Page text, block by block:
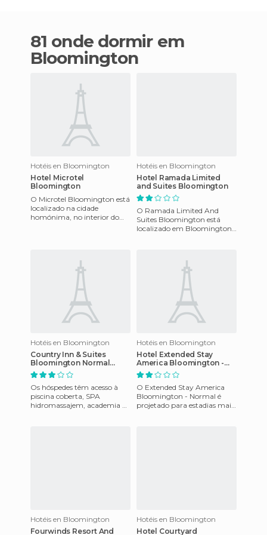
81 onde dormir em
Bloomington
Hotéis en Bloomington
Hotel Microtel
Bloomington
O Microtel Bloomington está
localizado na cidade
homónima, no interior do
Hotéis en Bloomington
Hotel Ramada Limited
and Suites Bloomington
O Ramada Limited And
Suites Bloomington está
localizado em Bloomington,
Hotéis en Bloomington
Country Inn & Suites
Bloomington Normal
Airport
Os hóspedes têm acesso à
piscina coberta, SPA
hidromassajem, academia de
Hotéis en Bloomington
Hotel Extended Stay
America Bloomington -
Normal
O Extended Stay America
Bloomington - Normal é
projetado para estadias mais
Hotéis en Bloomington
Fourwinds Resort And
Hotéis en Bloomington
Hotel Courtyard